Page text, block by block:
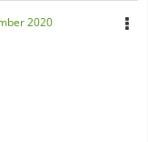
2020